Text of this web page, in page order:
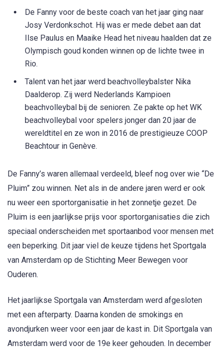
De Fanny voor de beste coach van het jaar ging naar
Josy Verdonkschot. Hij was er mede debet aan dat
Ilse Paulus en Maaike Head het niveau haalden dat ze
Olympisch goud konden winnen op de lichte twee in
Rio.
Talent van het jaar werd beachvolleybalster Nika
Daalderop. Zij werd Nederlands Kampioen
beachvolleybal bij de senioren. Ze pakte op het WK
beachvolleybal voor spelers jonger dan 20 jaar de
wereldtitel en ze won in 2016 de prestigieuze COOP
Beachtour in Genève.
De Fanny’s waren allemaal verdeeld, bleef nog over wie “De
Pluim” zou winnen. Net als in de andere jaren werd er ook
nu weer een sportorganisatie in het zonnetje gezet. De
Pluim is een jaarlijkse prijs voor sportorganisaties die zich
speciaal onderscheiden met sportaanbod voor mensen met
een beperking. Dit jaar viel de keuze tijdens het Sportgala
van Amsterdam op de Stichting Meer Bewegen voor
Ouderen.
Het jaarlijkse Sportgala van Amsterdam werd afgesloten
met een afterparty. Daarna konden de smokings en
avondjurken weer voor een jaar de kast in. Dit Sportgala van
Amsterdam werd voor de 19e keer gehouden. In december